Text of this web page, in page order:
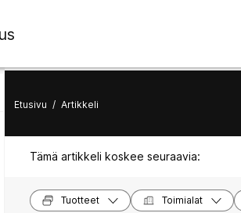
Etusivu / Artikkeli
Tämä artikkeli koskee seuraavia:
Tuotteet Toimialat